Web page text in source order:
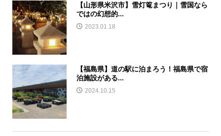
【山形県米沢市】雪灯篭まつり｜雪国なら
ではの幻想的...
2023.01.18
【福島県】道の駅に泊まろう！福島県で宿
泊施設がある...
2024.10.15